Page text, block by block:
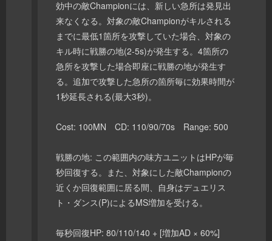
効中の敵Championには、新しい急所は発見出
来なくなる。対象の敵Championがキルされる
までに最低1箇所を攻撃していた場合、対象の
キル時に戦勝の地(2-5s)が発生する。4箇所の
急所を攻撃した場合即座に戦勝の地が発生す
る。追加で攻撃した急所の箇所毎に効果時間が
1秒延長される(最大3秒)。
Cost: 100MN CD: 110/90/70s Range: 500
戦勝の地: この範囲内の味方ユニットはHPが毎
秒回復する。また、対象にした敵Championの
近くか回復範囲に居る間、自身はデュエリス
ト・ダンス(P)によるMS増加を受ける。
毎秒回復HP: 80/110/140 + [増加AD × 60%]